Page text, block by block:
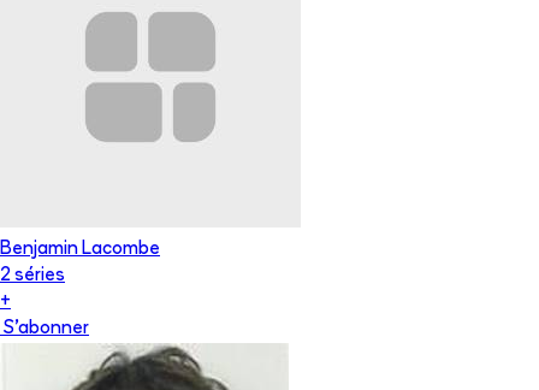
Benjamin Lacombe
2 séries
+
S'abonner